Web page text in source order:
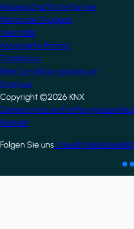
Wissenschaftliche Partner
Nationale Gruppen
Userclubs
Assoziierte Partner
Testlabore
NextGen Bildungsinstitute
Startups
Copyright ©2026 KNX
Footer
Datenschutz und
Kontakt
Folgen Sie unsLinkedInFacebook